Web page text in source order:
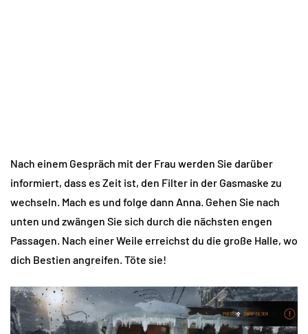
Nach einem Gespräch mit der Frau werden Sie darüber
informiert, dass es Zeit ist, den Filter in der Gasmaske zu
wechseln. Mach es und folge dann Anna. Gehen Sie nach
unten und zwängen Sie sich durch die nächsten engen
Passagen. Nach einer Weile erreichst du die große Halle, wo
dich Bestien angreifen. Töte sie!